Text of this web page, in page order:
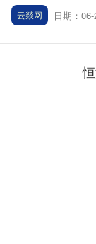
云燚网 日期：06-